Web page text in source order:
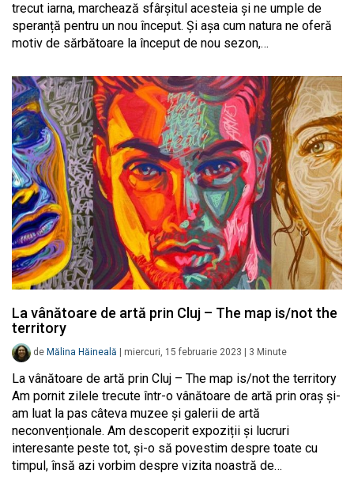
trecut iarna, marchează sfârșitul acesteia și ne umple de
speranță pentru un nou început. Și așa cum natura ne oferă
motiv de sărbătoare la început de nou sezon,…
La vânătoare de artă prin Cluj – The map is/not the
territory
de Mălina Hăineală miercuri, 15 februarie 2023 3 Minute
La vânătoare de artă prin Cluj – The map is/not the territory
Am pornit zilele trecute într-o vânătoare de artă prin oraș și-
am luat la pas câteva muzee și galerii de artă
neconvenționale. Am descoperit expoziții și lucruri
interesante peste tot, și-o să povestim despre toate cu
timpul, însă azi vorbim despre vizita noastră de…